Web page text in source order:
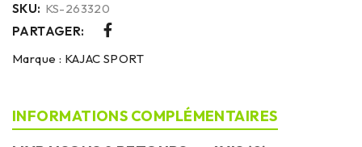
SKU: KS-263320
PARTAGER:
Marque : KAJAC SPORT
INFORMATIONS COMPLÉMENTAIRES